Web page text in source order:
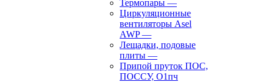
Термопары —
Циркуляционные
вентиляторы Asel
AWP—
Лещадки, подовые
плиты —
Припой пруток ПОС,
ПОССУ, О1пч